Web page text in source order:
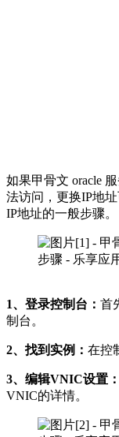
如果甲骨文 oracle
法访问，更换IP地
IP地址的一般步骤。
1、登录控制台： 首
制台。
2、找到实例： 在控
3、编辑VNIC设置：
VNIC的详情。